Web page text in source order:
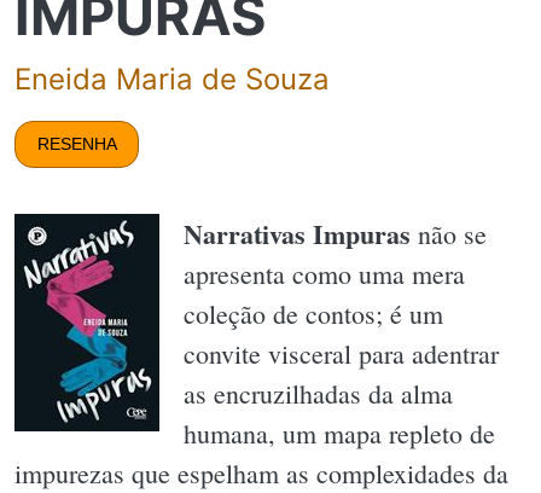
IMPURAS
Eneida Maria de Souza
RESENHA
Narrativas Impuras não se
apresenta como uma mera
coleção de contos; é um
convite visceral para adentrar
as encruzilhadas da alma
humana, um mapa repleto de
impurezas que espelham as complexidades da